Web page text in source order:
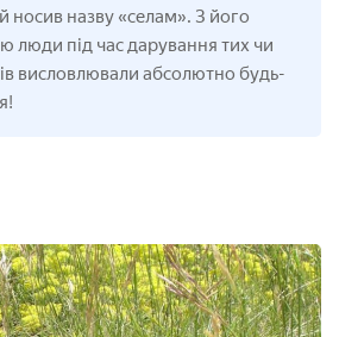
носив назву «селам». З його
люди під час дарування тих чи
висловлювали абсолютно будь-